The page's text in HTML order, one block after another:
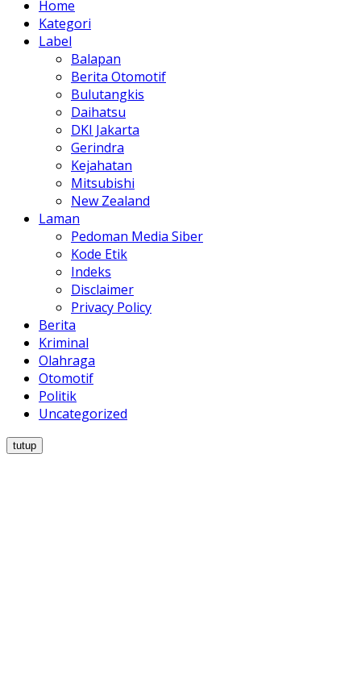
Home
Kategori
Label
Balapan
Berita Otomotif
Bulutangkis
Daihatsu
DKI Jakarta
Gerindra
Kejahatan
Mitsubishi
New Zealand
Laman
Pedoman Media Siber
Kode Etik
Indeks
Disclaimer
Privacy Policy
Berita
Kriminal
Olahraga
Otomotif
Politik
Uncategorized
tutup